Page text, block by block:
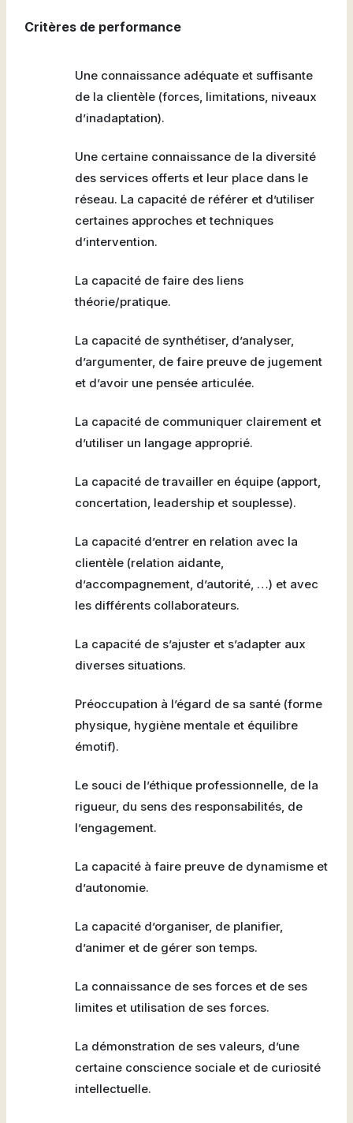
Critères de performance
Une connaissance adéquate et suffisante
de la clientèle (forces, limitations, niveaux
d’inadaptation).
Une certaine connaissance de la diversité
des services offerts et leur place dans le
réseau. La capacité de référer et d’utiliser
certaines approches et techniques
d’intervention.
La capacité de faire des liens
théorie/pratique.
La capacité de synthétiser, d’analyser,
d’argumenter, de faire preuve de jugement
et d’avoir une pensée articulée.
La capacité de communiquer clairement et
d’utiliser un langage approprié.
La capacité de travailler en équipe (apport,
concertation, leadership et souplesse).
La capacité d’entrer en relation avec la
clientèle (relation aidante,
d’accompagnement, d’autorité, …) et avec
les différents collaborateurs.
La capacité de s’ajuster et s’adapter aux
diverses situations.
Préoccupation à l’égard de sa santé (forme
physique, hygiène mentale et équilibre
émotif).
Le souci de l’éthique professionnelle, de la
rigueur, du sens des responsabilités, de
l’engagement.
La capacité à faire preuve de dynamisme et
d’autonomie.
La capacité d’organiser, de planifier,
d’animer et de gérer son temps.
La connaissance de ses forces et de ses
limites et utilisation de ses forces.
La démonstration de ses valeurs, d’une
certaine conscience sociale et de curiosité
intellectuelle.